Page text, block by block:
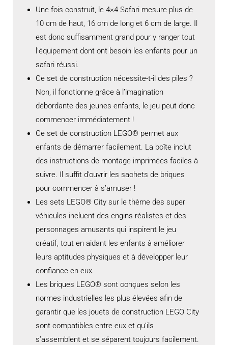
Une fois construit, le 4×4 Safari mesure plus de
10 cm de haut, 16 cm de long et 6 cm de large. Il
est donc suffisamment grand pour y ranger tout
l’équipement dont ont besoin les enfants pour un
safari réussi.
Ce set de construction nécessite-t-il des piles ?
Non, il fonctionne grâce à l’imagination
débordante des jeunes enfants, le jeu peut donc
commencer immédiatement !
Ce set de construction LEGO® permet aux
enfants de démarrer facilement. La boîte inclut
des instructions de montage imprimées faciles à
suivre. Il suffit d’ouvrir les sachets de briques
pour commencer à s’amuser !
Les sets LEGO® City sur le thème des super
véhicules incluent des engins réalistes et des
personnages amusants qui inspirent le jeu
créatif, tout en aidant les enfants à améliorer
leurs aptitudes physiques et à développer leur
confiance en eux.
Les briques LEGO® sont conçues selon les
normes industrielles les plus élevées afin de
garantir que les jouets de construction LEGO City
sont compatibles entre eux et qu’ils
s’assemblent et se séparent toujours facilement.